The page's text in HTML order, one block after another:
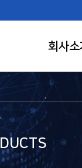
회사소